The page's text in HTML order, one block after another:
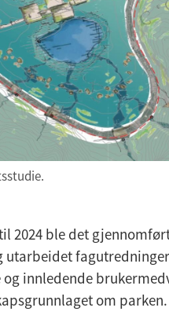
2024 ble det
utarbeidet
innledende
om